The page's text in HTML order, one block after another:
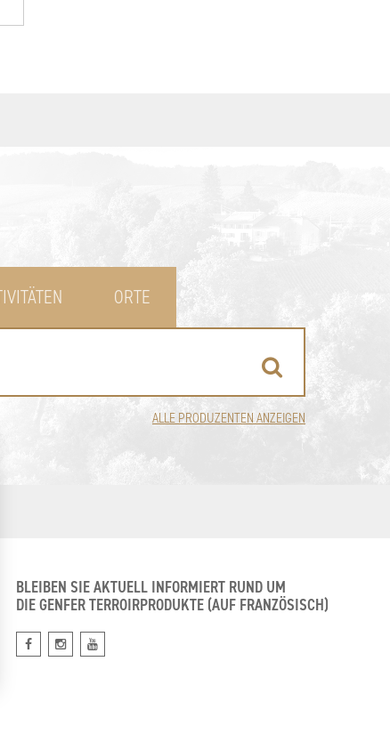
ORTE
ALLE PRODUZENTEN ANZEIGEN
BLEIBEN SIE AKTUELL INFORMIERT RUND UM
DIE GENFER TERROIRPRODUKTE (AUF FRANZÖSISCH)